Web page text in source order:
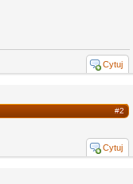
Cytuj
#2
Cytuj